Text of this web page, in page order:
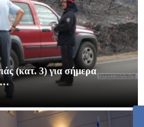
(κατ. 3) για σήμερα